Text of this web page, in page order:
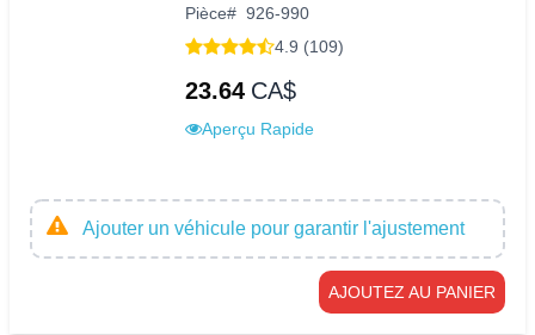
Pièce# 926-990
4.9 (109)
23.64 CA$
Aperçu Rapide
Ajouter un véhicule pour garantir l'ajustement
AJOUTEZ AU PANIER